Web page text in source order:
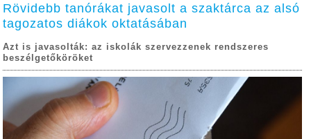
Rövidebb tanórákat javasolt a szaktárca az alsó
tagozatos diákok oktatásában
Azt is javasolták: az iskolák szervezzenek rendszeres
beszélgetőköröket